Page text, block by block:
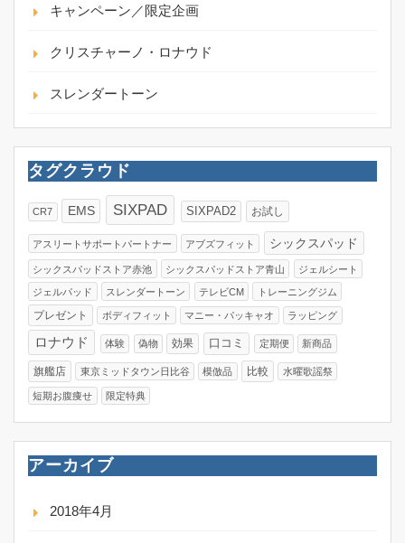
キャンペーン／限定企画
クリスチャーノ・ロナウド
スレンダートーン
タグクラウド
CR7 EMS SIXPAD SIXPAD2 お試し
アスリートサポートパートナー アブズフィット シックスパッド
シックスパッドストア赤池 シックスパッドストア青山 ジェルシート
ジェルパッド スレンダートーン テレビCM トレーニングジム
プレゼント ボディフィット マニー・パッキャオ ラッピング
ロナウド 体験 偽物 効果 口コミ 定期便 新商品
旗艦店 東京ミッドタウン日比谷 模倣品 比較 水曜歌謡祭
短期お腹痩せ 限定特典
アーカイブ
2018年4月